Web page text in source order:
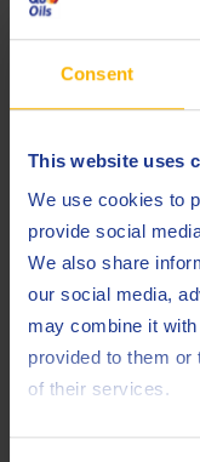
Consent
This website uses
We use cookies to
provide social
We also share
our social media,
may combine it
provided to them or
of their services.
GE Energy
GE Energy
GE Energy
GE Energy
GE Energy
ISO
ISO